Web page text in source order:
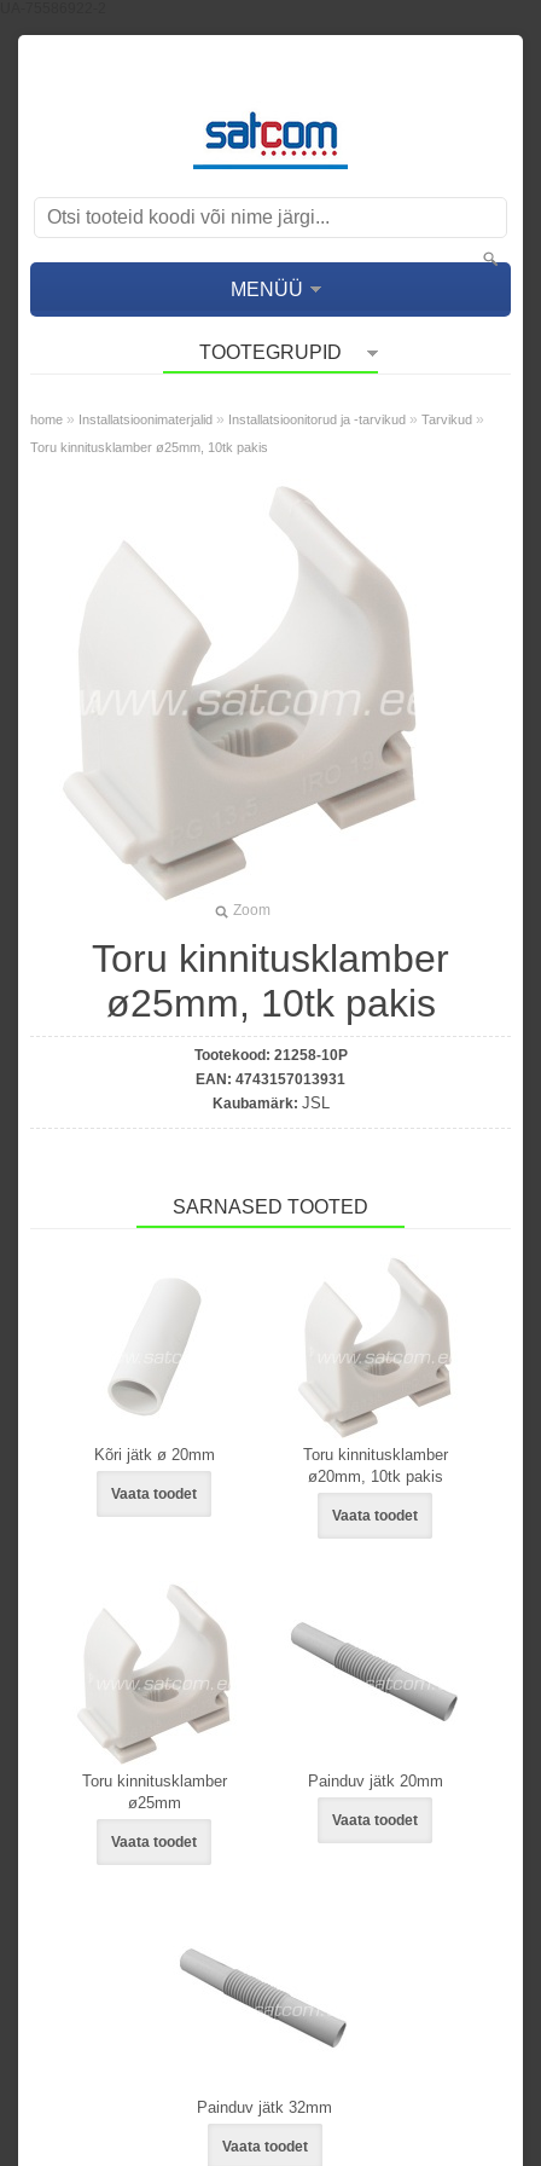
MENÜÜ
TOOTEGRUPID
home » Installatsioonimaterjalid » Installatsioonitorud ja -tarvikud » Tarvikud »
Toru kinnitusklamber ø25mm, 10tk pakis
Zoom
Toru kinnitusklamber
ø25mm, 10tk pakis
Tootekood: 21258-10P
EAN: 4743157013931
Kaubamärk: JSL
SARNASED TOOTED
Kõri jätk ø 20mm
Vaata toodet
Toru kinnitusklamber
ø20mm, 10tk pakis
Vaata toodet
Toru kinnitusklamber
ø25mm
Vaata toodet
Painduv jätk 20mm
Vaata toodet
Painduv jätk 32mm
Vaata toodet